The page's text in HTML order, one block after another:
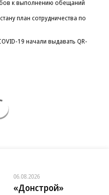
к выполнению обещаний
план сотрудничества по
19 начали выдавать QR-
06.08.2026
«Донстрой»